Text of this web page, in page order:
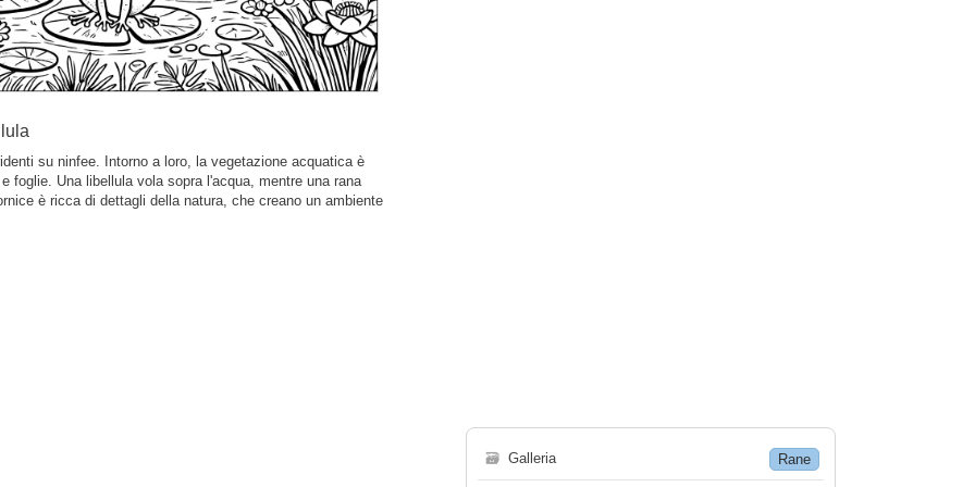
su ninfee. Intorno a loro, la vegetazione acquatica è
foglie. Una libellula vola sopra l'acqua, mentre una rana
è ricca di dettagli della natura, che creano un ambiente
🗃 Galleria Rane